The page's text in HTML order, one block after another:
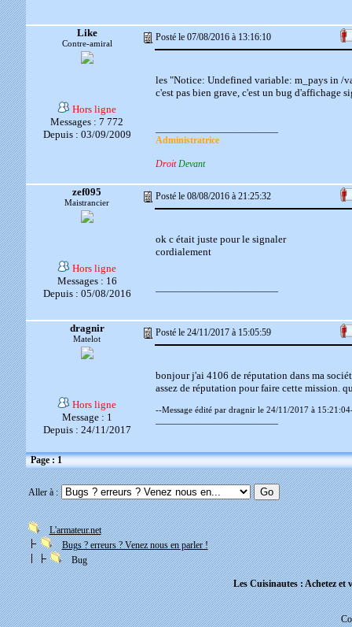
Like
Contre-amiral
Posté le 07/08/2016 à 13:16:10
Hors ligne
Messages : 7 772
Depuis : 03/09/2009
les "Notice: Undefined variable: m_pays in /
c'est pas bien grave, c'est un bug d'affichage
Administratrice
Droit Devant
zef095
Maistrancier
Posté le 08/08/2016 à 21:25:32
Hors ligne
Messages : 16
Depuis : 05/08/2016
ok c était juste pour le signaler
cordialement
dragnir
Matelot
Posté le 24/11/2017 à 15:05:59
Hors ligne
Message : 1
Depuis : 24/11/2017
bonjour j'ai 4106 de réputation dans ma
assez de réputation pour faire cette mission.
--Message édité par dragnir le 24/11/2017 à
Page : 1
Aller à :
L'armateur.net
Bugs ? erreurs ? Venez nous en parler !
Bug
Les Cuisinautes : Achetez et